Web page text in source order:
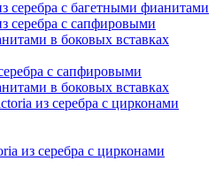
серебра с багетными фианитами
с сапфировыми
в боковых вставках
из серебра с цирконами